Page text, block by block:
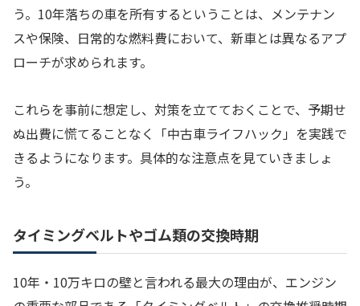
う。10年落ちの車を所有するということは、メンテナン
スや保険、日常的な燃料費において、新車とは異なるアプ
ローチが求められます。
これらを事前に想定し、対策を立てておくことで、予期せ
ぬ出費に慌てることなく「中古車ライフハック」を実践で
きるようになります。具体的な注意点を見ていきましょ
う。
タイミングベルトやゴム類の交換時期
10年・10万キロの壁と言われる最大の理由が、エンジン